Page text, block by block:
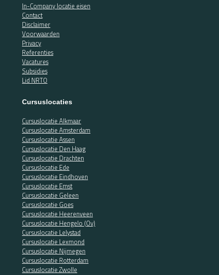
In-Company locatie eisen
Contact
Disclaimer
Voorwaarden
Privacy
Referenties
Vacatures
Subsidies
Lid NRTO
Cursuslocaties
Cursuslocatie Alkmaar
Cursuslocatie Amsterdam
Cursuslocatie Assen
Cursuslocatie Den Haag
Cursuslocatie Drachten
Cursuslocatie Ede
Cursuslocatie Eindhoven
Cursuslocatie Emst
Cursuslocatie Geleen
Cursuslocatie Goes
Cursuslocatie Heerenveen
Cursuslocatie Hengelo (Ov)
Cursuslocatie Lelystad
Cursuslocatie Lexmond
Cursuslocatie Nijmegen
Cursuslocatie Rotterdam
Cursuslocatie Zwolle